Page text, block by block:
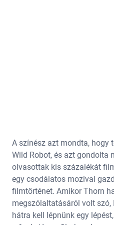
A színész azt mondta, hogy
Wild Robot, és azt gondolta
olvasottak kis százalékát
egy csodálatos mozival
filmtörténet. Amikor Thorn
megszólaltatásáról volt
hátra kell lépnünk egy